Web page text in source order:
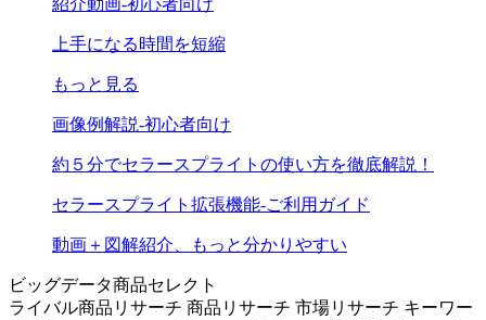
紹介動画-初心者向け
上手になる時間を短縮
もっと見る
画像例解説-初心者向け
約５分でセラースプライトの使い方を徹底解説！
セラースプライト拡張機能-ご利用ガイド
動画＋図解紹介、もっと分かりやすい
ビッグデータ商品セレクト
ライバル商品リサーチ 商品リサーチ 市場リサーチ キーワー